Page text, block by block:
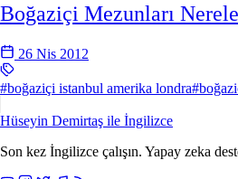
Boğaziçi Mezunları
26 Nis 2012
#boğaziçi istanbul amerika londra
Hüseyin Demirtaş ile İngilizce
Son kez İngilizce çalışın. Yapay zeka